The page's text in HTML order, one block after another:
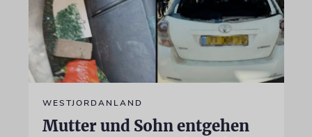
WESTJORDANLAND
Mutter und Sohn entgehen